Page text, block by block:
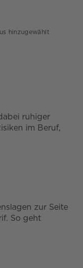
hinzugewählt
ruhiger
im Beruf,
zur Seite
So geht